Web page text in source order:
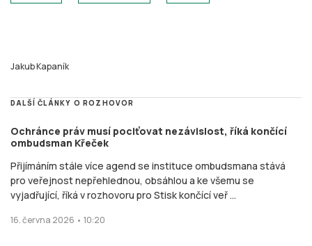
Jakub Kapaník
DALŠÍ ČLÁNKY O ROZHOVOR
Ochránce práv musí pociťovat nezávislost, říká končící
ombudsman Křeček
Přijímáním stále více agend se instituce ombudsmana stává
pro veřejnost nepřehlednou, obsáhlou a ke všemu se
vyjadřující, říká v rozhovoru pro Stisk končící veř ...
16. června 2026 • 10:20